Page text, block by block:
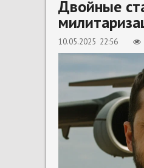
Двойные
10.05.2025 22:56